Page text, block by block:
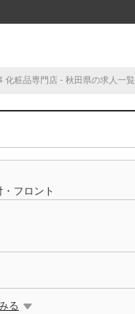
化粧品専門店 - 秋田県の求人一覧
フロント
る